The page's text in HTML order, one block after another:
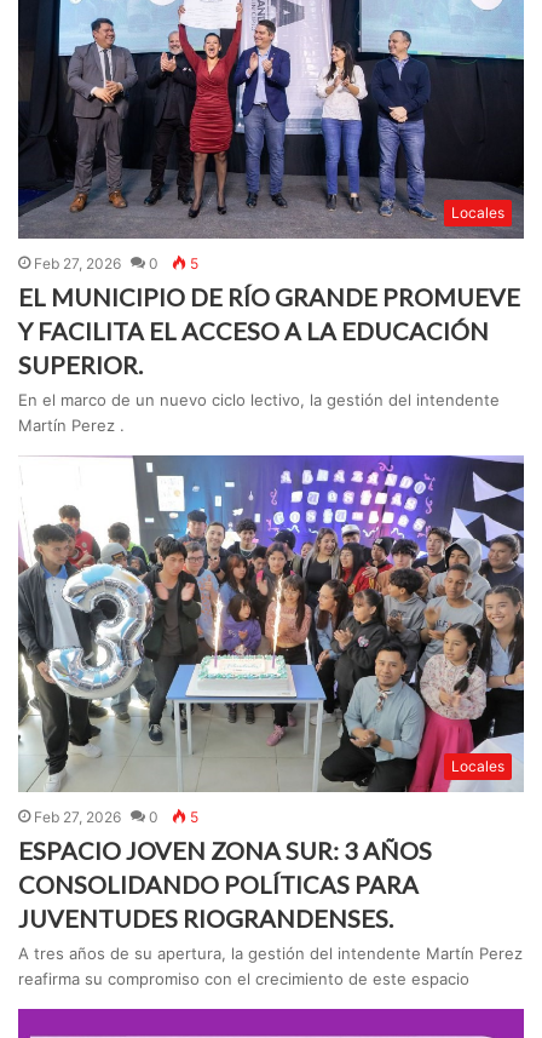
Locales
Feb 27, 2026 0 5
EL MUNICIPIO DE RÍO GRANDE PROMUEVE
Y FACILITA EL ACCESO A LA EDUCACIÓN
SUPERIOR.
En el marco de un nuevo ciclo lectivo, la gestión del intendente
Martín Perez .
Locales
Feb 27, 2026 0 5
ESPACIO JOVEN ZONA SUR: 3 AÑOS
CONSOLIDANDO POLÍTICAS PARA
JUVENTUDES RIOGRANDENSES.
A tres años de su apertura, la gestión del intendente Martín Perez
reafirma su compromiso con el crecimiento de este espacio